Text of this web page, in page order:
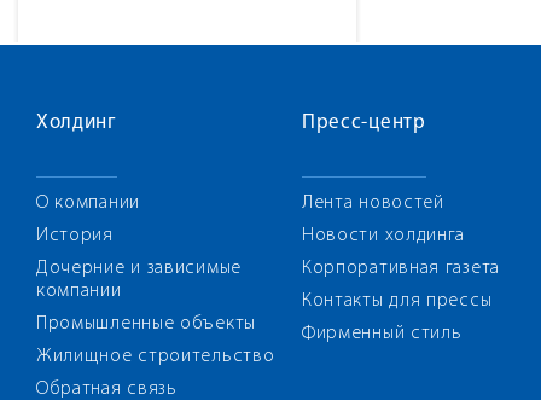
Холдинг
О компании
История
Дочерние и зависимые
компании
Промышленные объекты
Жилищное строительство
Обратная связь
Пресс-центр
Лента новостей
Новости холдинга
Корпоративная газета
Контакты для прессы
Фирменный стиль